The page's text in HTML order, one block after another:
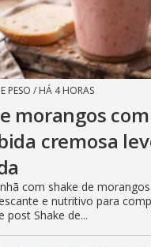
PESO / HÁ 4 HORAS
morangos
cremosa
com shake de
e nutritivo para
post Shake de...